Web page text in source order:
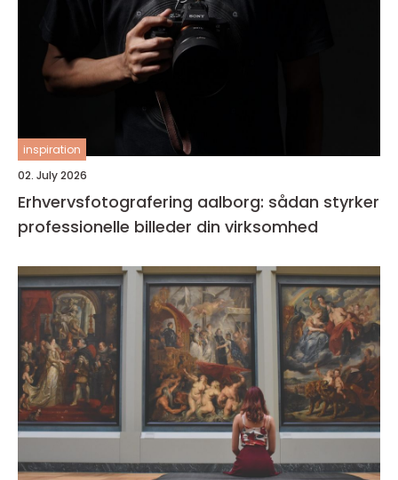
inspiration
02. July 2026
Erhvervsfotografering aalborg: sådan styrker
professionelle billeder din virksomhed